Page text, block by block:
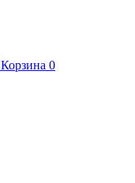
Корзина 0